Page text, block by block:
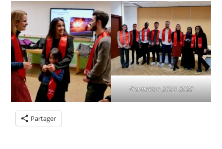
Promotion 2024-2025
Partager